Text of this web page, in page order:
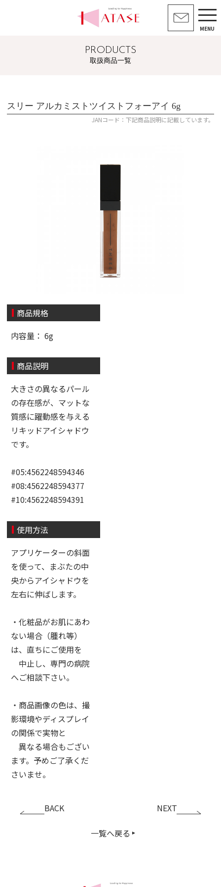
MENU
PRODUCTS
取扱商品一覧
スリー アルカミストツイストフォーアイ 6g
JANコード：下記商品説明に記載しています。
商品規格
内容量： 6g
商品説明
大きさの異なるパール
の存在感が、マットな
質感に躍動感を与える
リキッドアイシャドウ
です。
#05:4562248594346
#08:4562248594377
#10:4562248594391
使用方法
アプリケーターの斜面
を使って、まぶたの中
央からアイシャドウを
左右に伸ばします。
・化粧品がお肌にあわ
ない場合（腫れ等）
は、直ちにご使用を
中止し、専門の病院
へご相談下さい。
・商品画像の色は、撮
影環境やディスプレイ
の関係で実物と
異なる場合もござい
ます。予めご了承くだ
さいませ。
BACK
一覧へ戻る
NEXT